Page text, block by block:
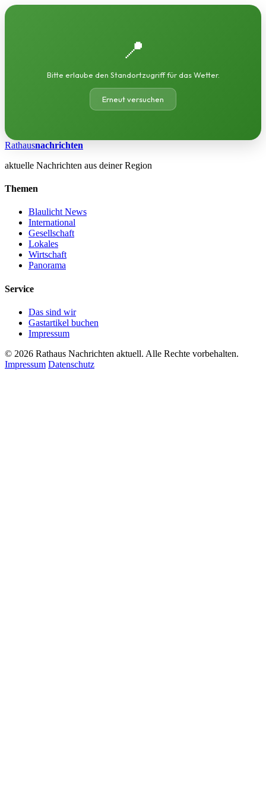
📍
Bitte erlaube den Standortzugriff für das Wetter.
Erneut versuchen
Rathausnachrichten
aktuelle Nachrichten aus deiner Region
Themen
Blaulicht News
International
Gesellschaft
Lokales
Wirtschaft
Panorama
Service
Das sind wir
Gastartikel buchen
Impressum
© 2026 Rathaus Nachrichten aktuell. Alle Rechte vorbehalten.
Impressum Datenschutz